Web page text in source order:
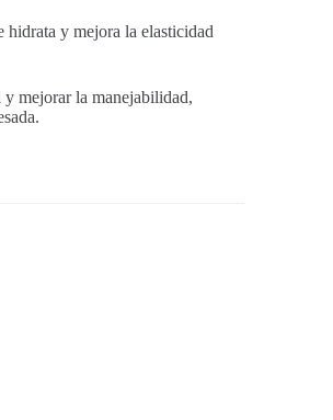
y mejora la elasticidad
mejorar la manejabilidad,